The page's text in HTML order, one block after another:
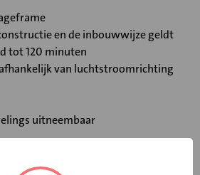
en de inbouwwijze geldt
tot 120 minuten
van luchtstroomrichting
uitneembaar